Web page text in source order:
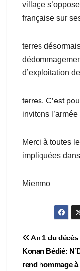
village
française sur
terres
d’exploitation
terres. C’est
invitons
Merci à toutes
impliquées
Mienmo
de
An 1 du décès
Konan Bédié:
rend hommage à